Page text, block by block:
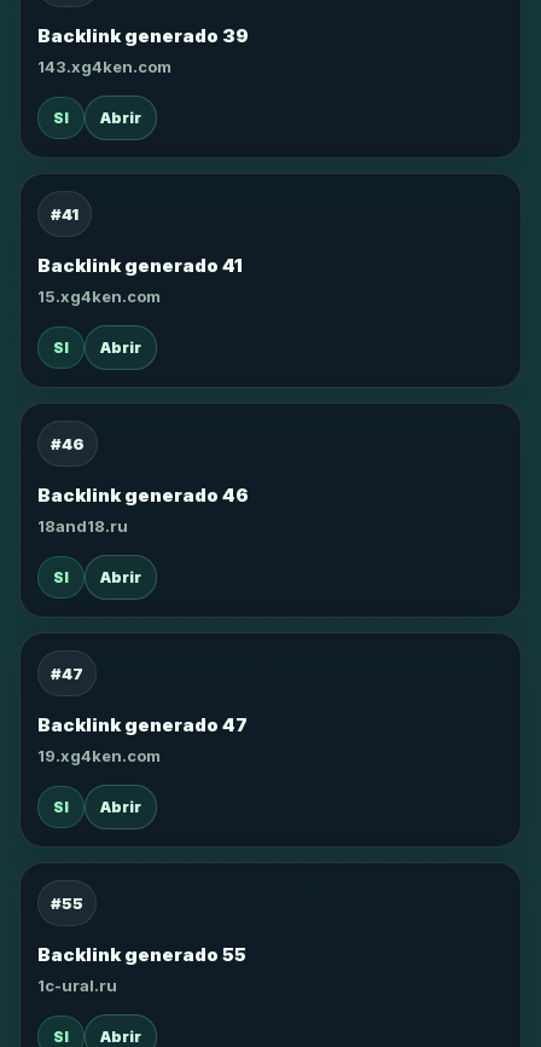
Backlink generado 39
143.xg4ken.com
SI Abrir
#41
Backlink generado 41
15.xg4ken.com
SI Abrir
#46
Backlink generado 46
18and18.ru
SI Abrir
#47
Backlink generado 47
19.xg4ken.com
SI Abrir
#55
Backlink generado 55
1c-ural.ru
SI Abrir